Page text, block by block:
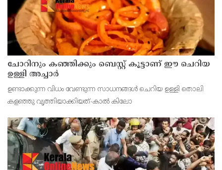
ചോറിനും കഞ്ഞിക്കും ബെസ്റ്റ് കൂട്ടാണ് ഈ ചെറിയ
ഉള്ളി അച്ചാർ
ഉണ്ടാക്കുന്ന വിധം വേണ്ടുന്ന സാധനങ്ങള്‍ ചെറിയ ഉള്ളി തൊലി
കളഞ്ഞു വൃത്തിയാക്കിയത്-കാല്‍ കിലോ